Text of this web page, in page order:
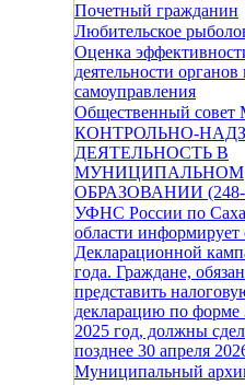
Почетный гражданин
Любительское
Оценка
деятельности органов
самоуправления
Общественный
КОНТРОЛЬНО-
ДЕЯТЕЛЬНОСТЬ В
МУНИЦИПАЛЬНОМ
ОБРАЗОВАНИИ
УФНС России по
области информирует
Декларационной
года. Граждане,
представить
декларацию по
2025 год, должны
позднее 30 апреля
Муниципальный